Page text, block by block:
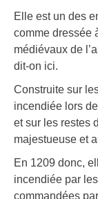
Elle est un des
comme dressée
médiévaux de
dit-on ici.
Construite sur
incendiée lors
et sur les restes
majestueuse et
En 1209 donc,
incendiée par
commandées